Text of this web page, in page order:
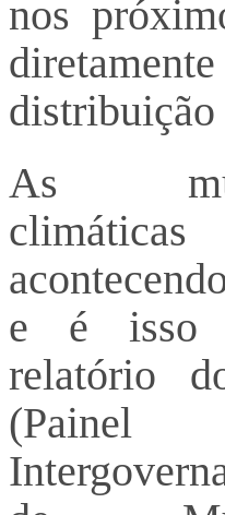
nos
distribuição
As
e é isso
relatório
(Painel